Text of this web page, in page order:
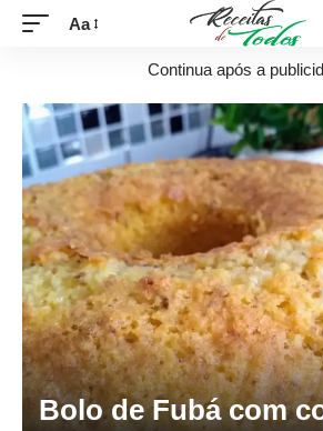
Aa
Continua após a
Bolo de Fubá com